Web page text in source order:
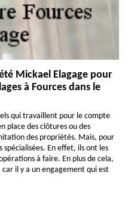
Mickael Elagage pour
à Fources dans le
qui travaillent pour le compte
place des clôtures ou des
des propriétés. Mais, pour
En effet, ils ont les
à faire. En plus de cela,
il y a un engagement qui est